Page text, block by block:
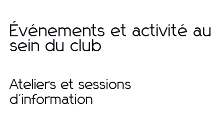
Événements et activité au
sein du club
Ateliers et sessions
d'information